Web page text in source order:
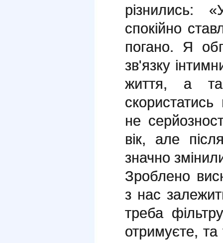
різнились:
спокійно
погано. Я
зв'язку
життя, а
не
вік, але
значно
Зроблено
з нас
треба
отримуєте, та